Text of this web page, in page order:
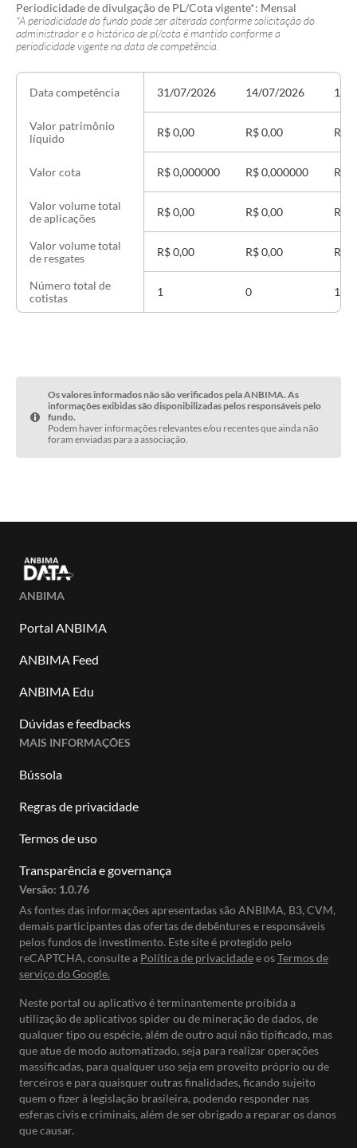
Periodicidade de divulgação de PL/Cota vigente*: Mensal
*A periodicidade do fundo pode ser alterada conforme solicitação do
administrador e o histórico de pl/cota é mantido conforme a
periodicidade vigente na data de competência.
Data competência
Valor patrimônio
líquido
Valor cota
Valor volume total
de aplicações
Valor volume total
de resgates
Número total de
cotistas
31/07/2026
R$ 0,00
R$ 0,000000
R$ 0,00
R$ 0,00
1
14/07/2026
R$ 0,00
R$ 0,000000
R$ 0,00
R$ 0,00
0
13/
R$
R$
R$
R$
1
Os valores informados não são verificados pela ANBIMA. As
informações exibidas são disponibilizadas pelos responsáveis pelo
fundo.
Podem haver informações relevantes e/ou recentes que ainda não
foram enviadas para a associação.
ANBIMA
Portal ANBIMA
ANBIMA Feed
ANBIMA Edu
Dúvidas e feedbacks
MAIS INFORMAÇÕES
Bússola
Regras de privacidade
Termos de uso
Transparência e governança
Versão: 1.0.76
As fontes das informações apresentadas são ANBIMA, B3, CVM,
demais participantes das ofertas de debêntures e responsáveis
pelos fundos de investimento. Este site é protegido pelo
reCAPTCHA, consulte a Política de privacidadee osTermos de
serviço do Google.
Neste portal ou aplicativo é terminantemente proibida a
utilização de aplicativos spider ou de mineração de dados, de
qualquer tipo ou espécie, além de outro aqui não tipificado, mas
que atue de modo automatizado, seja para realizar operações
massificadas, para qualquer uso seja em proveito próprio ou de
terceiros e para quaisquer outras finalidades, ficando sujeito
quem o fizer à legislação brasileira, podendo responder nas
esferas civis e criminais, além de ser obrigado a reparar os danos
que causar.